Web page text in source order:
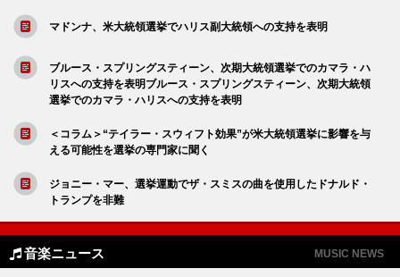
マドンナ、米大統領選挙でハリス副大統領への支持を表明
ブルース・スプリングスティーン、次期大統領選挙でのカマラ・ハ
リスへの支持を表明ブルース・スプリングスティーン、次期大統領
選挙でのカマラ・ハリスへの支持を表明
＜コラム＞“テイラー・スウィフト効果”が米大統領選挙に影響を与
える可能性を選挙の専門家に聞く
ジョニー・マー、選挙運動でザ・スミスの曲を使用したドナルド・
トランプを非難
音楽ニュース MUSIC NEWS